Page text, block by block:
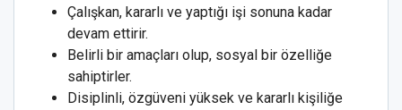
Çalışkan, kararlı ve yaptığı işi sonuna kadar
devam ettirir.
Belirli bir amaçları olup, sosyal bir özelliğe
sahiptirler.
Disiplinli, özgüveni yüksek ve kararlı kişiliğe